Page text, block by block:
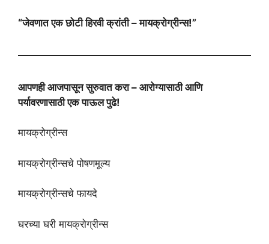
“जेवणात एक छोटी हिरवी क्रांती – मायक्रोग्रीन्स!”
आपणही आजपासून सुरुवात करा – आरोग्यासाठी आणि
पर्यावरणासाठी एक पाऊल पुढे!
मायक्रोग्रीन्स
मायक्रोग्रीन्सचे पोषणमूल्य
मायक्रोग्रीन्सचे फायदे
घरच्या घरी मायक्रोग्रीन्स